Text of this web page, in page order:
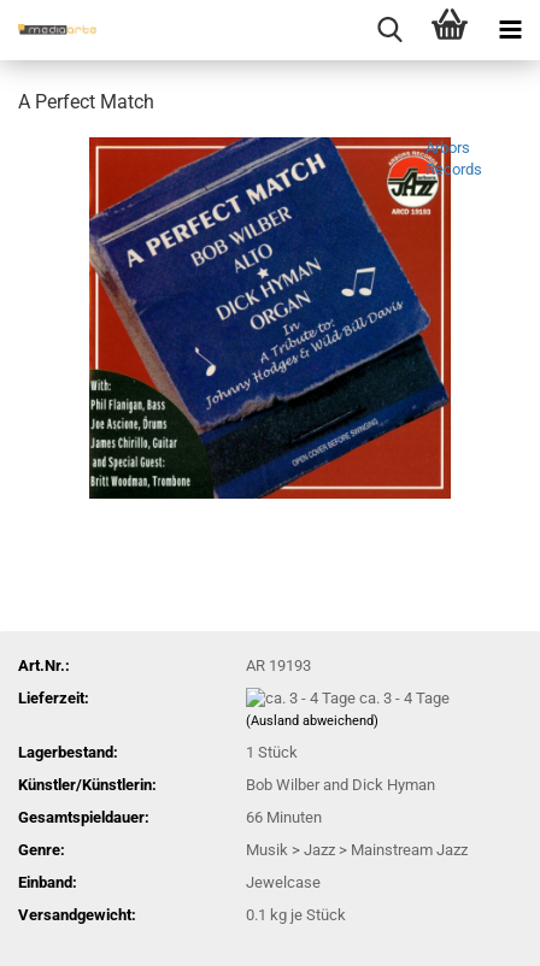
A Perfect Match
Arbors
Records
Art.Nr.:
AR 19193
Lieferzeit:
ca. 3 - 4 Tage
(Ausland abweichend)
Lagerbestand: 1Stück
Künstler/Künstlerin:
Bob Wilber and Dick Hyman
Gesamtspieldauer:
66 Minuten
Genre:
Musik > Jazz > Mainstream Jazz
Einband:
Jewelcase
Versandgewicht:
0.1 kg je Stück